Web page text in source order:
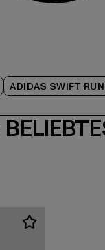
ADIDAS SWIFT RUN